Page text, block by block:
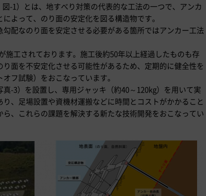
-1）とは、地すべり対策の代表的な工法の一つで、アンカ
よって、のり面の安定化を図る構造物です。
配なのり面を安定させる必要がある箇所ではアンカー工法
施工されております。施工後約50年以上経過したものも存
面を不安定化させる可能性があるため、定期的に健全性を
フ試験）をおこなっています。
-3）を設置し、専用ジャッキ（約40～120kg）を用いて実
、足場設置や資機材運搬などに時間とコストがかかること
、これらの課題を解決する新たな技術開発をおこなってい